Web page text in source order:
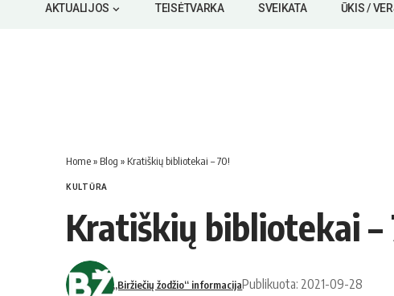
AKTUALIJOS TEISĖTVARKA SVEIKATA ŪKIS /
Home» Blog » Kratiškių bibliotekai – 70!
KULTŪRA
Kratiškių bibliotekai –
„Biržiečių žodžio“ informacijaPublikuota: 2021-09-28